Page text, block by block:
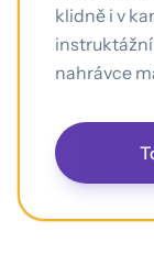
klidně i v
instruktážní
nahrávce